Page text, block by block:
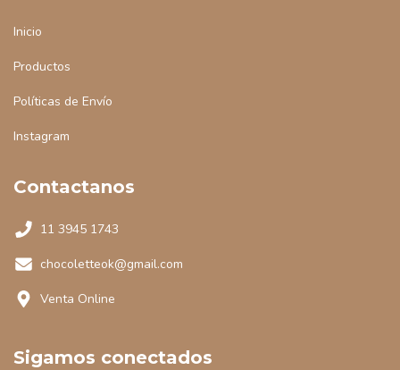
Inicio
Productos
Políticas de Envío
Instagram
Contactanos
11 3945 1743
chocoletteok@gmail.com
Venta Online
Sigamos conectados